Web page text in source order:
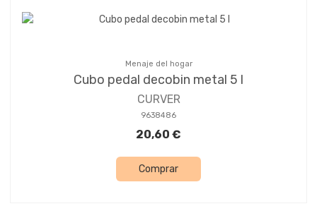
Menaje del hogar
Cubo pedal decobin metal 5 l
CURVER
9638486
20,60 €
Comprar